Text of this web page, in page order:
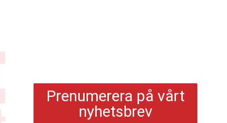
Prenumerera på vårt
nyhetsbrev